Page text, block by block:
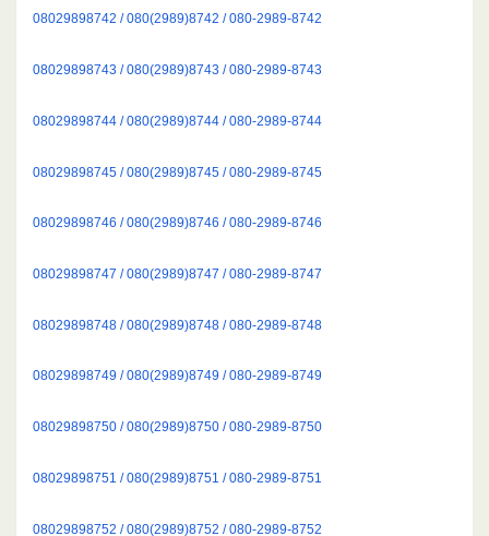
08029898742 / 080(2989)8742 / 080-2989-8742
08029898743 / 080(2989)8743 / 080-2989-8743
08029898744 / 080(2989)8744 / 080-2989-8744
08029898745 / 080(2989)8745 / 080-2989-8745
08029898746 / 080(2989)8746 / 080-2989-8746
08029898747 / 080(2989)8747 / 080-2989-8747
08029898748 / 080(2989)8748 / 080-2989-8748
08029898749 / 080(2989)8749 / 080-2989-8749
08029898750 / 080(2989)8750 / 080-2989-8750
08029898751 / 080(2989)8751 / 080-2989-8751
08029898752 / 080(2989)8752 / 080-2989-8752